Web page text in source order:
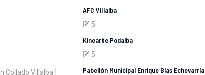
AFC Villalba
5
Kinearte Podalba
5
Pabellón Municipal Enrique Blas Echevarría